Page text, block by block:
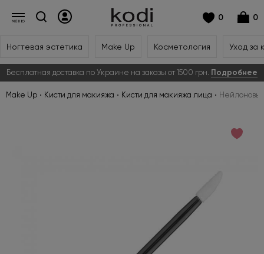
0 0
Ногтевая эстетика Make Up Косметология Уход за
Бесплатная доставка по Украине на заказы от 1500 грн. Подробнее
Make Up Кисти для макияжа Кисти для макияжа лица